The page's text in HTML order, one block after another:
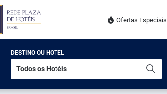
Ofertas Especiais
DESTINO OU HOTEL